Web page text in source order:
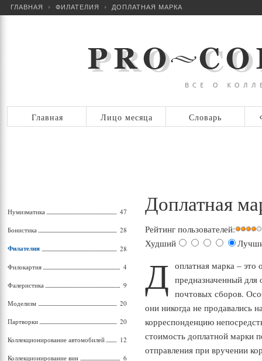
ГЛАВНАЯ ФИЛАТЕЛИЯ ДОПЛАТНАЯ МАРКА
Главная Лицо месяца Словарь
Доплатная
Рейтинг пользователей:
Худший
Д оплатная марка –
предназначенный для
почтовых сборов.
они никогда не продавались
корреспонденцию
стоимость доплатной марки
отправления при вручении
Нумизматика 47
Бонистика 28
Филателия 28
Филокартия 4
Фалеристика 9
Моделизм 20
Партворки 20
Коллекционирование автомобилей 12
Коллекционирование вин 6